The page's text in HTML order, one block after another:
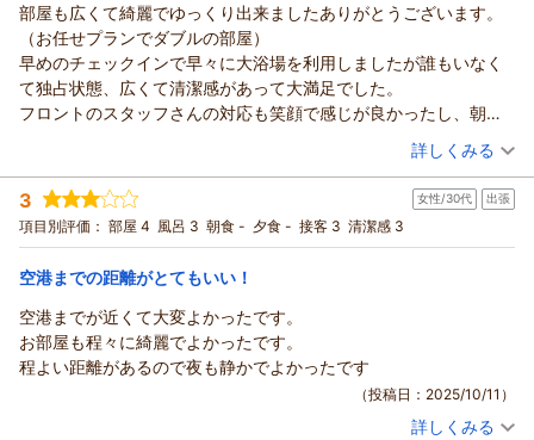
ホテルフロントイン福岡空港からの返信
ご宿泊いただき、また率直なご感想をお寄せくださり誠にあり
がとうございます。
空港までの距離については、徒歩では少し大変に感じられたと
のこと、ご不便をおかけしました。当館の空港行き送迎バスを
ご紹介いただきありがとうございます。多くのお客様に便利に
ご利用いただいており、今後も安心してご活用いただければ幸
いです。
お部屋の清潔さについて「普通」との率直な評価も大変参考に
なります。浴室のカビが気にならずご利用いただけたとのお言
葉は、清掃スタッフにとって励みになります。
努めてまいります。また福岡へお越しの際は、ぜひお立ち寄り
くださいませ。
（返信日：2026/03/13）
部屋も広くて綺麗でゆっくり出来ましたありがとうございます。
（お任せプランでダブルの部屋）
早めのチェックインで早々に大浴場を利用しましたが誰もいなく
て独占状態、広くて清潔感があって大満足でした。
フロントのスタッフさんの対応も笑顔で感じが良かったし、朝食
出張前日の前入りで利用しましたが出張族には大変ありがたいホ
テルでした。
（投稿日：2025/10/16）
宿泊時期： 2025年10月宿泊 (出張)
投稿者： カズさん(男性/60代)
宿泊プラン： 【お部屋タイプは当ホテルにお任せ！】シェフ厳選 一押し和
洋食ビュッフェ付きプラン
シングル 朝のみ
宿泊価格帯： 8,001～9,000円(大人一人あたり/税込)
ホテルフロントイン福岡空港からの返信
ご宿泊いただき、そして嬉しいお言葉をたくさんお寄せくださ
り誠にありがとうございます。
お任せプランでご案内したお部屋にゆっくりお過ごしいただけ
たこと、大浴場をほぼ貸切のようにご利用いただけたこと、ど
詳しくみる
3 女性/30代 出張
項目別評価： 部屋 4 風呂 3 朝食 - 夕食 - 接客 3 清潔感 3
空港までの距離がとてもいい！
空港までが近くて大変よかったです。
お部屋も程々に綺麗でよかったです。
程よい距離があるので夜も静かでよかったです
（投稿日：2025/10/11）
詳しくみる